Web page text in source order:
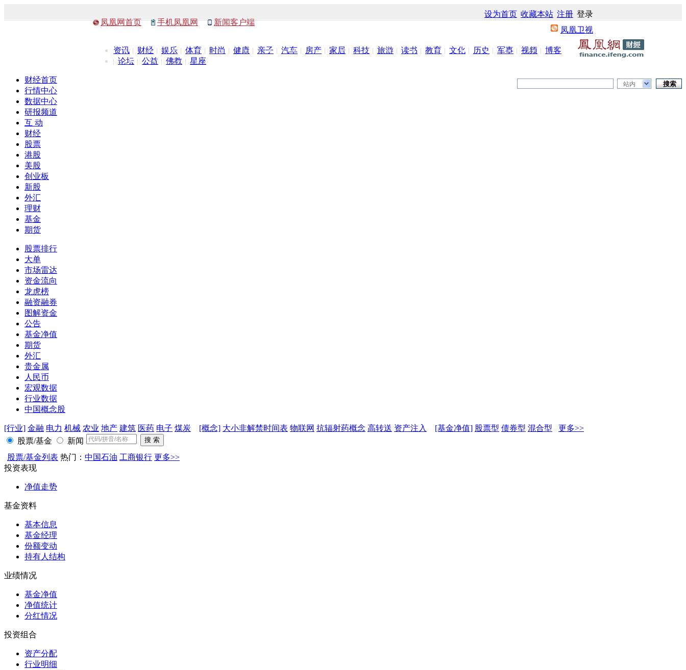
凤凰网首页 手机凤凰网 新闻客户端
设为首页 收藏本站 注册 登录
凤凰卫视
资讯 财经 娱乐 体育 时尚 健康 亲子 汽车 房产 家居 科技 旅游 读书 教育 文化 历史 军事 视频
博客
论坛
公益 佛教 星座
站内
财经首页
行情中心
数据中心
研报频道
互 动
财经
股票
港股
美股
创业板
新股
外汇
理财
基金
期货
股票排行
大单
市场雷达
资金流向
龙虎榜
融资融券
图解资金
公告
基金净值
期货
外汇
贵金属
人民币
宏观数据
行业数据
中国概念股
[行业] 金融 电力 机械 农业 地产 建筑 医药 电子 煤炭 [概念] 大小非解禁时间表 物联网 抗辐射药概念 高转送 资产注入 [基金净值] 股票型 债券型 混合型
更多>>
股票/基金
新闻
股票/基金列表 热门： 中国石油 工商银行 更多>>
投资表现
净值走势
基金资料
基本信息
基金经理
份额变动
持有人结构
业绩情况
基金净值
净值统计
分红情况
投资组合
资产分配
行业明细